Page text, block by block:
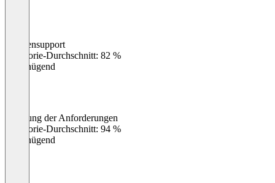
Kundensupport
Kategorie-Durchschnitt: 82 %
Ungenügend
Erfüllung der Anforderungen
Kategorie-Durchschnitt: 94 %
Ungenügend